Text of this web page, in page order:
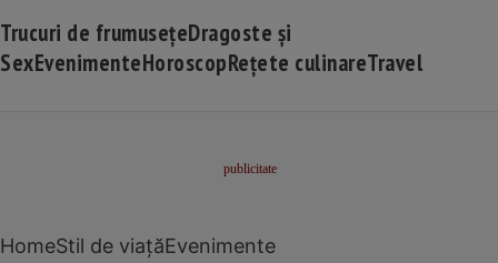
Trucuri de frumusețeDragoste și
SexEvenimenteHoroscopRețete culinareTravel
HomeStil de viațăEvenimente